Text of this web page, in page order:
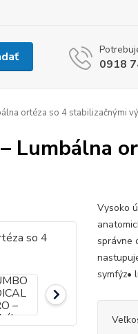
0918
ortéza so 4 stabilizačnými
Lumbálna
Vysoko
správne
symfýz•